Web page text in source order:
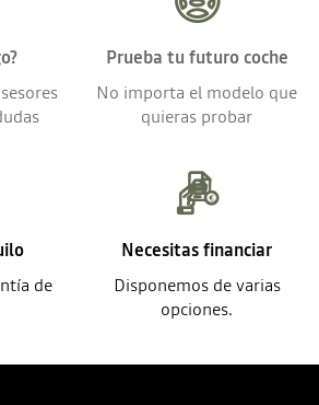
Prueba tu futuro coche
No importa el modelo que
quieras probar
de
Necesitas financiar
Disponemos de varias
opciones.